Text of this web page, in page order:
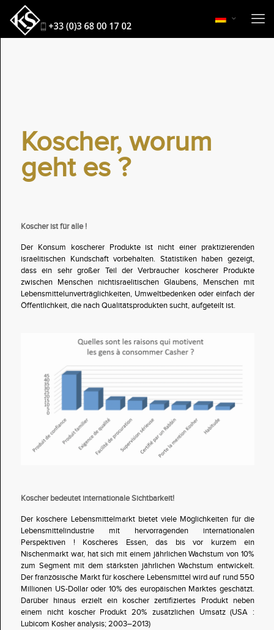
Koscher, worum
geht es ?
Koscher ist für alle !
Der Konsum koscherer Produkte ist nicht einer praktizierenden
israelitischen Kundschaft vorbehalten. Statistiken haben gezeigt,
dass ein sehr großer Teil der Verbraucher koscherer Produkte
zwischen Menschen nichtisraelitischen Glaubens, Menschen mit
Lebensmittelunverträglichkeiten, Umweltbedenken oder einfach der
Öffentlichkeit, die nach Qualitätsprodukten sucht, aufgeteilt ist.
Koscher bedeutet internationale Sichtbarkeit!
Der koschere Lebensmittelmarkt bietet viele Möglichkeiten für die
Lebensmittelindustrie mit hervorragenden internationalen
Perspektiven ! Koscheres Essen, das bis vor kurzem ein
Nischenmarkt war, hat sich mit einem jährlichen Wachstum von 10%
zum Segment mit dem stärksten jährlichen Wachstum entwickelt.
Der französische Markt für koschere Lebensmittel wird auf rund 550
Millionen US-Dollar oder 10% des europäischen Marktes geschätzt.
Darüber hinaus erzielt ein koscher zertifiziertes Produkt neben
einem nicht koscher Produkt 20% zusätzlichen Umsatz (USA :
Lubicom Kosher analysis; 2003–2013)